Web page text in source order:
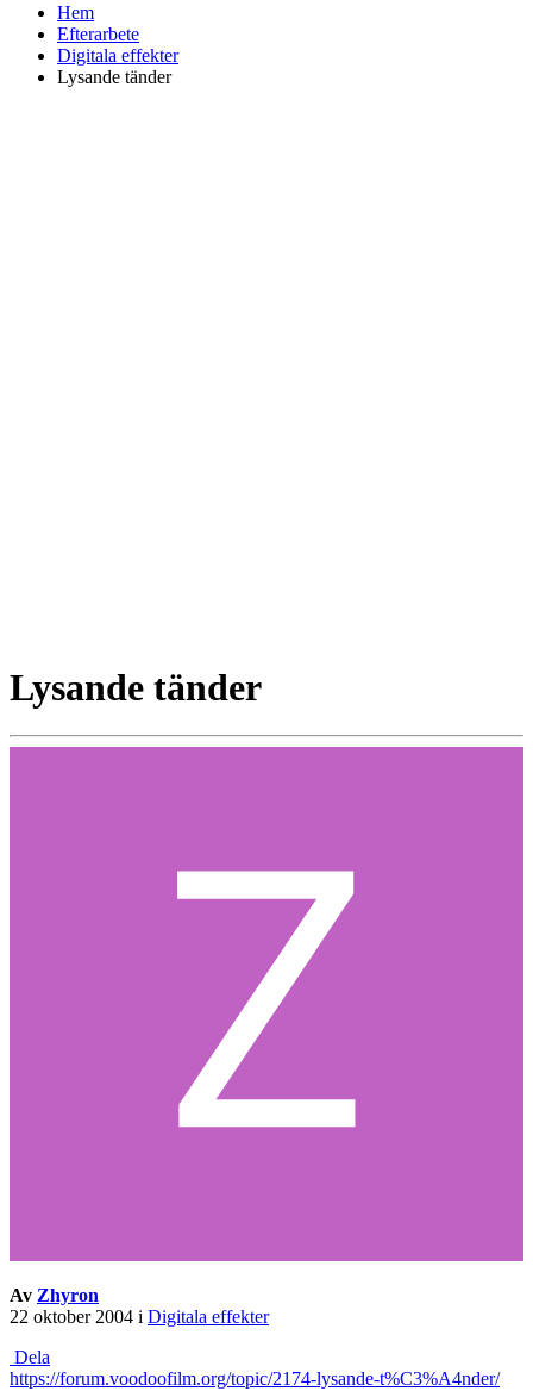
Hem
Efterarbete
Digitala effekter
Lysande tänder
Lysande tänder
Av Zhyron
22 oktober 2004 i Digitala effekter
Dela
https://forum.voodoofilm.org/topic/2174-lysande-t%C3%A4nder/